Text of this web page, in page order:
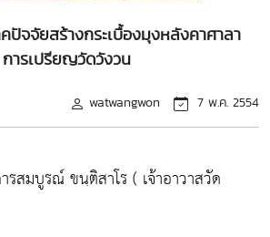
ปัจจัยสร้างกระเบื้องมุงหลังคาศาลา
การเปรียญวัดวังวน
watwangwon 7 พ.ค. 2554
สมบูรณ์ ขนฺติสาโร ( เจ้าอาวาสวัด